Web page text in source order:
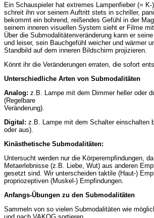
Ein Schauspieler hat extremes Lampenfieber (=
schreit ihn vor seinem Auftritt stets in schriller,
bekommt ein bohrend, reißendes Gefühl in der
seinem inneren visuellen System sieht er Filme
Über die Submodalitätenveränderung kann er
und leiser, sein Bauchgefühl weicher und wärmer
Standbild auf dem inneren Bildschirm projizieren.
Könnt ihr die Veränderungen erraten, die sofort
Unterschiedliche Arten von Submodalitäten
Analog: z.B. Lampe mit dem Dimmer heller oder
(Regelbare
Veränderung).
Digital: z.B. Lampe mit dem Schalter einschalten
oder aus).
Kinästhetische Submodalitäten:
Untersucht werden nur die Körperempfindungen,
Metaerlebnisse (z.B. Liebe, Wut) aus anderen
gesetzt sind. Wir unterscheiden taktile (Haut-)
propriozeptiven (Muskel-) Empfindungen.
Anfangs-Übungen zu den Submodalitäten
Sammeln von so vielen Submodalitäten wie